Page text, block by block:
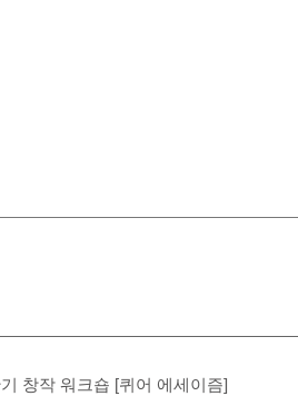
창작 워크숍 [퀴어 에세이즘]